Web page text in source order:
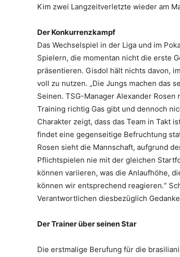
Kim zwei Langzeitverletzte wieder am
Der Konkurrenzkampf
Das Wechselspiel in der Liga und im
Spielern, die momentan nicht die erste
präsentieren. Gisdol hält nichts davon,
voll zu nutzen. „Die Jungs machen das
Seinen. TSG-Manager Alexander
Training richtig Gas gibt und dennoch
Charakter zeigt, dass das Team in Takt
findet eine gegenseitige Befruchtung
Rosen sieht die Mannschaft, aufgrund
Pflichtspielen nie mit der gleichen
können variieren, was die Anlaufhöhe,
können wir entsprechend reagieren.“
Verantwortlichen diesbezüglich
Der Trainer über seinen Star
Die erstmalige Berufung für die